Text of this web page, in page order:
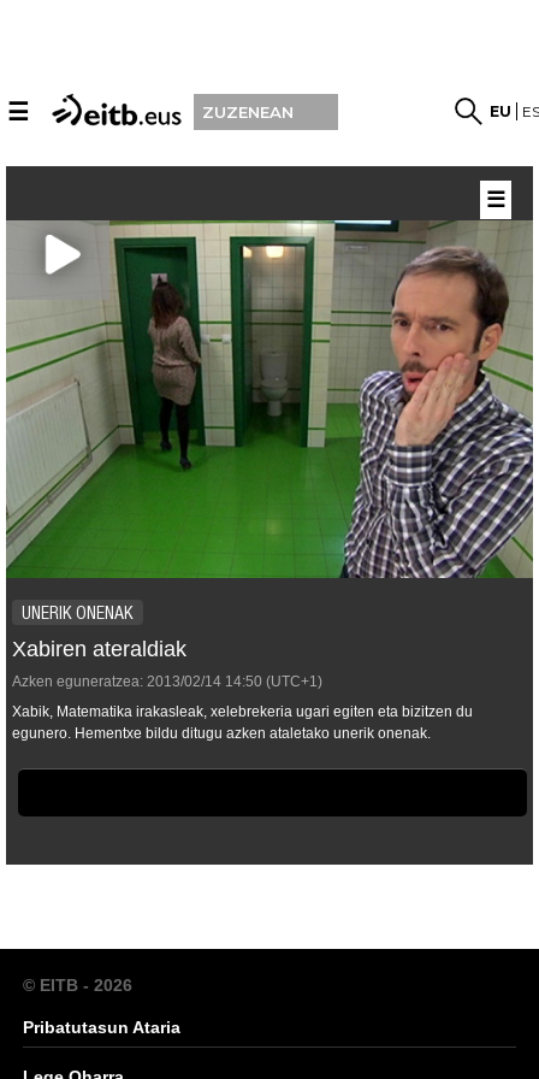
☰ ZUZENEAN EU
UNERIK ONENAK
Xabiren ateraldiak
Azken eguneratzea: 2013/02/14 14:50 (UTC+1)
Xabik, Matematika irakasleak, xelebrekeria ugari egiten eta bizitzen du
egunero. Hementxe bildu ditugu azken ataletako unerik onenak.
☰
© EITB - 2026
Pribatutasun Ataria